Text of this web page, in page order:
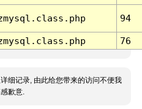
94
76
细记录, 由此给您带来的访问不便我
歉意.